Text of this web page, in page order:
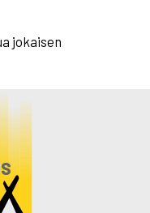
jokaisen